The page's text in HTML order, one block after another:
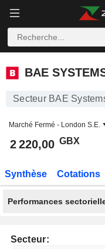
BAE SYSTEMS PLC
BAE
Secteur BAE
Marché Fermé - London S.E.
2 220,00 GBX
Synthèse Cotations
Performances
Secteur: